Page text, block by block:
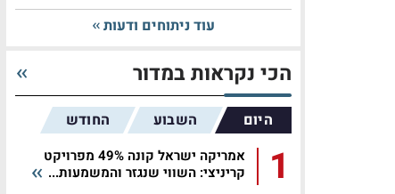
עוד ניתוחים ודעות
הכי נקראות במדור
היום השבוע החודש
1
אמריקה ישראל קונה 49% מפרויקט
קריניצי: השווי שנגזר והמשמעות...